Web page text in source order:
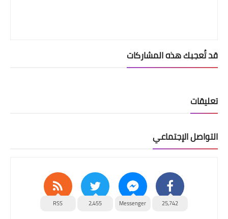
قد تُعجبك هذه المشاركات
تعليقات
التواصل الإجتماعي
25,742
Messenger
2,455
RSS